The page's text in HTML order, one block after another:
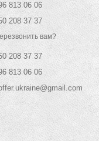
В Millennial Classic
1680D,
встречаются
сумки.
разработку
это
только в логотипе.
означает
813 06 06
208 37 37
вам?
208 37 37
813 06 06